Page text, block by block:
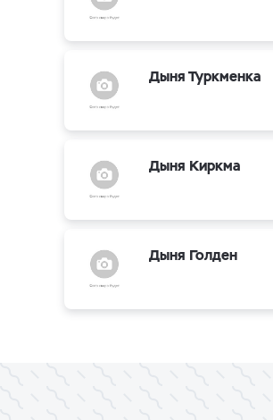
Дыня Туркменка
Дыня Киркма
Дыня Голден